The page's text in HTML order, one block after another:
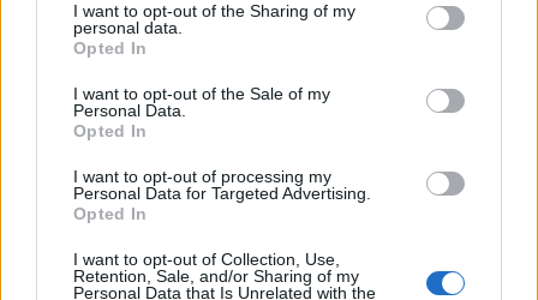
I want to opt-out of the Sharing of my
personal data.
Opted In
I want to opt-out of the Sale of my
Personal Data.
Opted In
I want to opt-out of processing my
Personal Data for Targeted Advertising.
Opted In
I want to opt-out of Collection, Use,
Retention, Sale, and/or Sharing of my
Personal Data that Is Unrelated with the
fűtés- és villanyáram-rendszert, új
tűzvédelmi rendszert és új légtechnikát
kap. A szellőztetés megoldására főként
a nézőtéren volt szükség. Ugyanakkor
korszerű lesz a